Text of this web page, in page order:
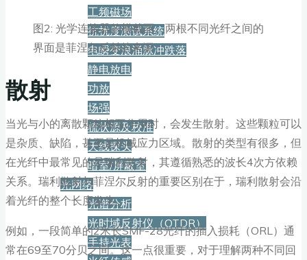
工频磁场
抗扰度测试系统
电瞬变浪涌脉冲跌落
静电放电
功放
场强
梳状源及校准
天线探头
暗室/屏蔽室
光网络
光谱分析
光时域反射仪（OTDR）
手持光表
图2: 光学连接器的横截面。两根不同光纤之间的
界面是菲涅尔反射的来源
散射
当光与小的离散颗粒相互作用时，会发生散射。这些颗粒可以
是杂质、缺陷，甚至是机械应力区域。散射的类型有很多，但
在光纤中最常见的是瑞利散射，其遵循熟悉的波长4次方依赖
关系。瑞利散射与菲涅尔反射的重要区别在于，瑞利散射会沿
着光纤的整个长度发生。
例如，一段简单的2米长SMF-28光纤的插入损耗（ORL）通
常在69至70分贝之间。这一点很重要，对于理解两种不同回